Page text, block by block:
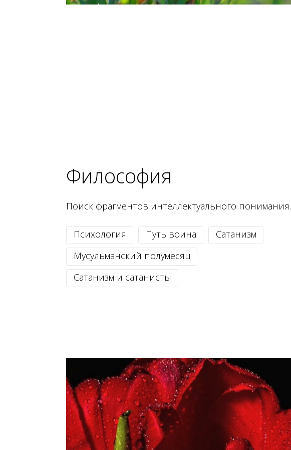
Философия
Поиск фрагментов интеллектуального понимания.
Психология Путь воина
Сатанизм
Мусульманский полумесяц
Сатанизм и сатанисты